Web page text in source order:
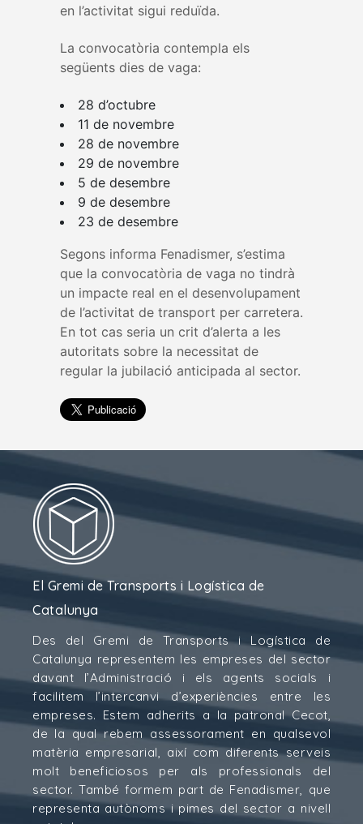
en l’activitat sigui reduïda.
La convocatòria contempla els
següents dies de vaga:
28 d’octubre
11 de novembre
28 de novembre
29 de novembre
5 de desembre
9 de desembre
23 de desembre
Segons informa Fenadismer, s’estima
que la convocatòria de vaga no tindrà
un impacte real en el desenvolupament
de l’activitat de transport per carretera.
En tot cas seria un crit d’alerta a les
autoritats sobre la necessitat de
regular la jubilació anticipada al sector.
El Gremi de Transports i Logística de
Catalunya
Des del Gremi de Transports i Logística de
Catalunya representem les empreses del sector
davant l’Administració i els agents socials i
facilitem l’intercanvi d’experiències entre les
empreses. Estem adherits a la patronal Cecot,
de la qual rebem assessorament en qualsevol
matèria empresarial, així com diferents serveis
molt beneficiosos per als professionals del
sector. També formem part de Fenadismer, que
representa autònoms i pimes del sector a nivell